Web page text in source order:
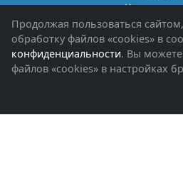
Книги
Обращения
Помощь участникам
Об
Наши
Продолжая пользоваться
обработку файлов «cookies» в
конфиденциальности. Вы можете
файлов «cookies» в настройках